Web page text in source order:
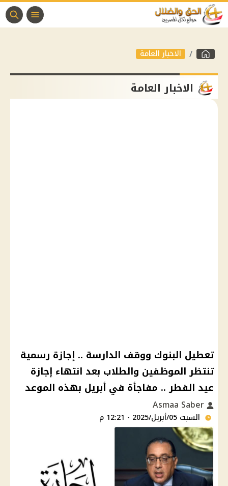
الاخبار العامة
الاخبار العامة
تعطيل البنوك ووقف الدارسة .. إجازة رسمية
تنتظر الموظفين والطلاب بعد انتهاء إجازة
عيد الفطر .. مفاجأة في أبريل بهذه الموعد
السبت 05/أبريل/2025 - 12:21 م